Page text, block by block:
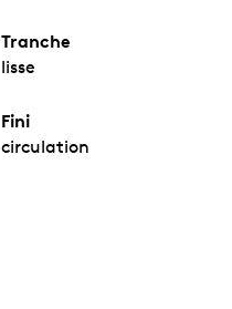
Tranche
lisse
Fini
circulation